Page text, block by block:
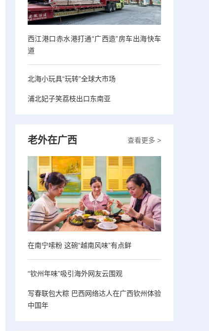
西江港口赤水港打通“广西造”房车出海快车
道
北海小玩具“玩转”全球大市场
浦北妃子笑荔枝出口东南亚
查看更多 >
老外在广西
在南宁嗦粉 这碗“越南风味”有点鲜
“钦州年味”吸引海外网友云围观
写春联包大粽 巴西网络达人在广西钦州体验
中国年